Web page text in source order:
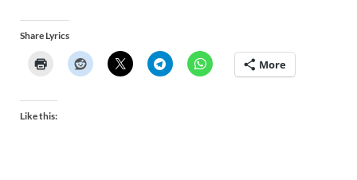
Share Lyrics
More
Like this: